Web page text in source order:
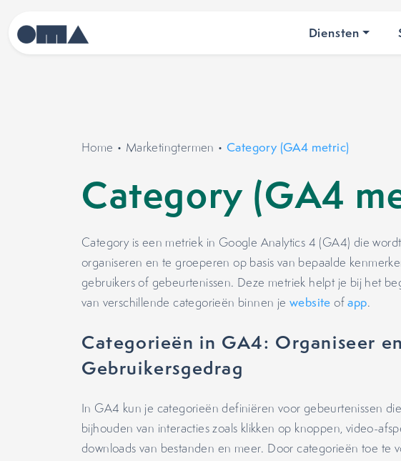
Diensten
Home • Marketingtermen •Category (GA4 metric)
Category (GA4
Category is een metriek in Google Analytics 4 (GA4) die
organiseren en te groeperen op basis van bepaalde
gebruikers of gebeurtenissen. Deze metriek helpt je bij het
van verschillende categorieën binnen je website ofapp.
Categorieën in GA4: Organiseer
Gebruikersgedrag
In GA4 kun je categorieën definiëren voor gebeurtenissen
bijhouden van interacties zoals klikken op knoppen, video-
downloads van bestanden en meer. Door categorieën toe te